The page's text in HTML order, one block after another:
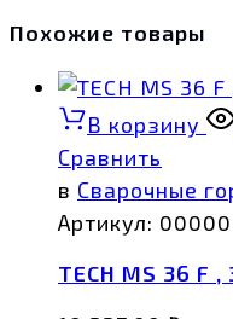
Похожие товары
В корзину
Сравнить
в Сварочные
Артикул:
TECH MS 36 F